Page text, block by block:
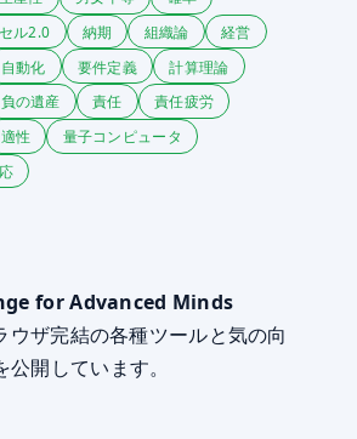
ル2.0 納期 組織論
経営
自動化 要件定義
計算理論
負の遺産 責任
責任疲労
適性
量子コンピュータ
for Advanced Minds
ザ完結の各種ツールと気の向
開しています。